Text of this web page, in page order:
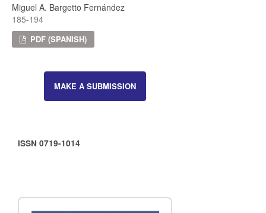
Miguel A. Bargetto Fernández
185-194
PDF (SPANISH)
MAKE A SUBMISSION
ISSN 0719-1014